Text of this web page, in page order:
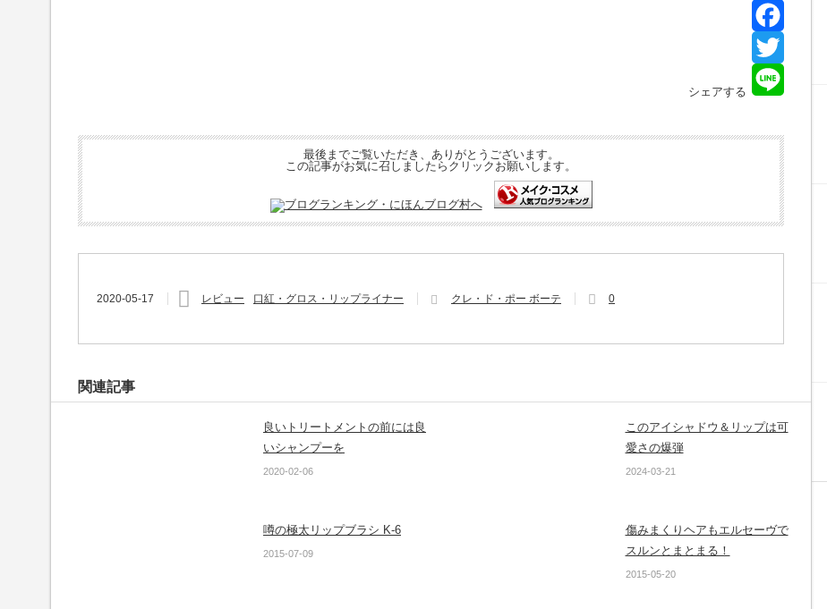
シェアする
最後までご覧いただき、ありがとうございます。
この記事がお気に召しましたらクリックお願いします。
2020-05-17 レビュー 口紅・グロス・リップライナー クレ・ド・ポー ボーテ 0
関連記事
良いトリートメントの前には良
いシャンプーを
2020-02-06
このアイシャドウ＆リップは可
愛さの爆弾
2024-03-21
噂の極太リップブラシ K-6
2015-07-09
傷みまくりヘアもエルセーヴで
スルンとまとまる！
2015-05-20